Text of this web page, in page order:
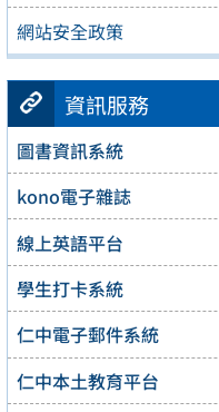
網站安全政策
資訊服務
圖書資訊系統
kono電子雜誌
線上英語平台
學生打卡系統
仁中電子郵件系統
仁中本土教育平台